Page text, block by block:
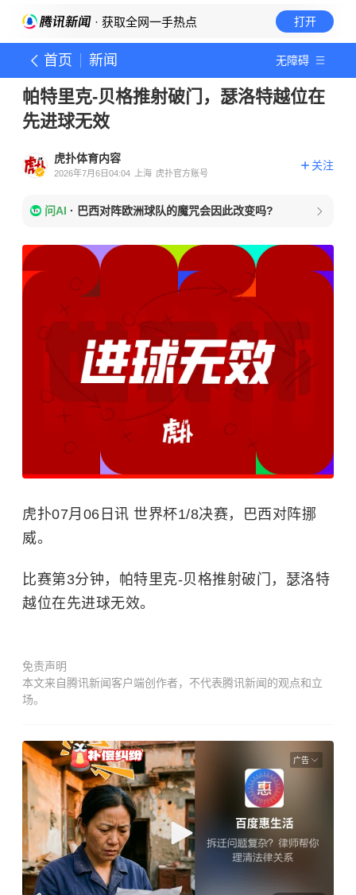
· 获取全网一手热点 打开
首页 新闻 无障碍
帕特里克-贝格推射破门，瑟洛特越位在
先进球无效
虎扑体育内容
2026年7月6日04:04 上海 虎扑官方账号
关注
问AI · 巴西对阵欧洲球队的魔咒会因此改变吗?
虎扑07月06日讯 世界杯1/8决赛，巴西对阵挪
威。
比赛第3分钟，帕特里克-贝格推射破门，瑟洛特
越位在先进球无效。
免责声明
本文来自腾讯新闻客户端创作者，不代表腾讯新闻的观点和立
场。
广告